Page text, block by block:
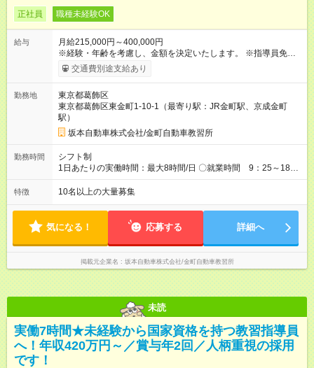
正社員 職種未経験OK
給与
月給215,000円～400,000円
※経験・年齢を考慮し、金額を決定いたします。 ※指導員免許取
得し選任されるまでの期間は、一律215,000円となります。 選
任後は250,000円. その他待遇に変更はありません。 【試用期
交通費別途支給あり
勤務地
東京都葛飾区
東京都葛飾区東金町1-10-1（最寄り駅：JR金町駅、京成金町
駅）
坂本自動車株式会社/金町自動車教習所
勤務時間
シフト制
1日あたりの実働時間：最大8時間/日 〇就業時間 9：25～18：
25（実働8時間） 〇3勤1休(3日出勤1日休みの繰り返し。全員出
勤日・休館日等により変動あり） 〇休憩1時間
特徴 10名以上の大量募集
気になる！ 応募する 詳細へ
掲載元企業名 坂本自動車株式会社/金町自動車教習所
未読
実働7時間★未経験から国家資格を持つ教習指導員
へ！年収420万円～／賞与年2回／人柄重視の採用
です！